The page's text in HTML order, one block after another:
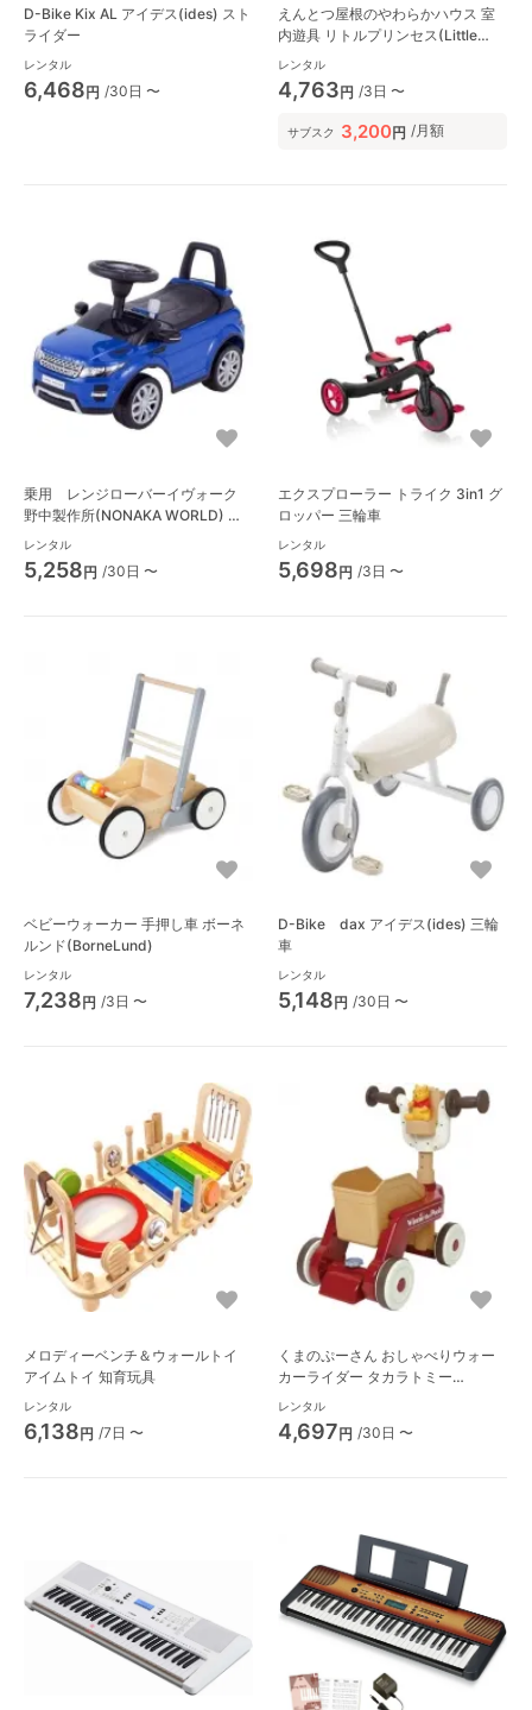
D-Bike Kix AL アイデス(ides) スト
ライダー
レンタル
6,468円 /30日 〜
えんとつ屋根のやわらかハウス 室
内遊具 リトルプリンセス(Little
Princess)
レンタル
4,763円 /3日 〜
サブスク 3,200円 /月額
乗用 レンジローバーイヴォーク
野中製作所(NONAKA WORLD) 乗
用玩具・バルーン遊具
レンタル
5,258円 /30日 〜
エクスプローラー トライク 3in1 グ
ロッパー 三輪車
レンタル
5,698円 /3日 〜
ベビーウォーカー 手押し車 ボーネ
ルンド(BorneLund)
レンタル
7,238円 /3日 〜
D-Bike dax アイデス(ides) 三輪
車
レンタル
5,148円 /30日 〜
メロディーベンチ＆ウォールトイ
アイムトイ 知育玩具
レンタル
6,138円 /7日 〜
くまのぷーさん おしゃべりウォー
カーライダー タカラトミー
(TAKARATOMY) 手押し車
レンタル
4,697円 /30日 〜